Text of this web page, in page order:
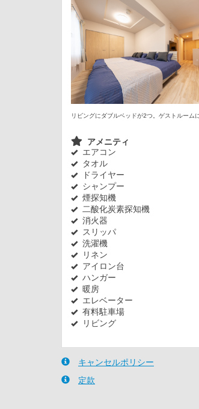
リビングにダブルベッドが2つ。ゲストルーム
アメニティ
エアコン
タオル
ドライヤー
シャンプー
煙探知機
二酸化炭素探知機
消火器
スリッパ
洗濯機
リネン
アイロン台
ハンガー
暖房
エレベーター
有料駐車場
リビング
キャンセルポリシー
定款